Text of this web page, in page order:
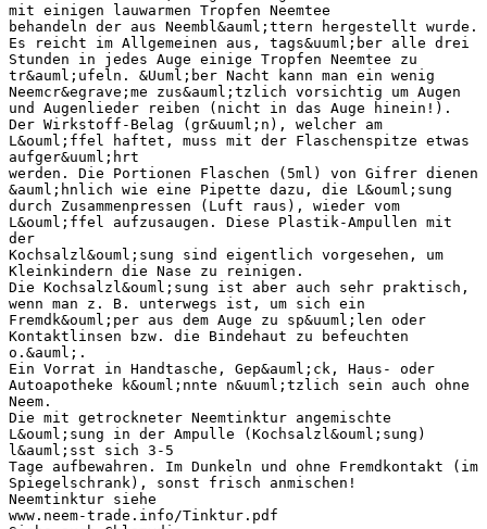
mit einigen lauwarmen Tropfen Neemtee
behandeln der aus Neembl&auml;ttern hergestellt wurde.
Es reicht im Allgemeinen aus, tags&uuml;ber alle drei
Stunden in jedes Auge einige Tropfen Neemtee zu
tr&auml;ufeln. &Uuml;ber Nacht kann man ein wenig
Neemcr&egrave;me zus&auml;tzlich vorsichtig um Augen
und Augenlieder reiben (nicht in das Auge hinein!).
Der Wirkstoff-Belag (gr&uuml;n), welcher am
L&ouml;ffel haftet, muss mit der Flaschenspitze etwas
aufger&uuml;hrt
werden. Die Portionen Flaschen (5ml) von Gifrer dienen
&auml;hnlich wie eine Pipette dazu, die L&ouml;sung
durch Zusammenpressen (Luft raus), wieder vom
L&ouml;ffel aufzusaugen. Diese Plastik-Ampullen mit
der
Kochsalzl&ouml;sung sind eigentlich vorgesehen, um
Kleinkindern die Nase zu reinigen.
Die Kochsalzl&ouml;sung ist aber auch sehr praktisch,
wenn man z. B. unterwegs ist, um sich ein
Fremdk&ouml;per aus dem Auge zu sp&uuml;len oder
Kontaktlinsen bzw. die Bindehaut zu befeuchten
o.&auml;.
Ein Vorrat in Handtasche, Gep&auml;ck, Haus- oder
Autoapotheke k&ouml;nnte n&uuml;tzlich sein auch ohne
Neem.
Die mit getrockneter Neemtinktur angemischte
L&ouml;sung in der Ampulle (Kochsalzl&ouml;sung)
l&auml;sst sich 3-5
Tage aufbewahren. Im Dunkeln und ohne Fremdkontakt (im
Spiegelschrank), sonst frisch anmischen!
Neemtinktur siehe
www.neem-trade.info/Tinktur.pdf